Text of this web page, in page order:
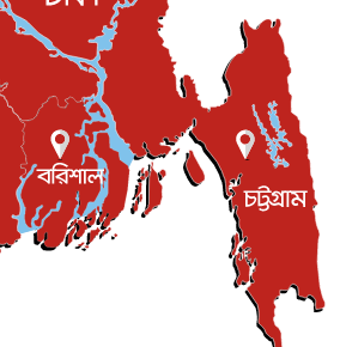
৫ আগস্ট, ২০২৬
অভ্যুত্থান দিবস আজ, স্মরণে দেশজুড়ে কর্মসূচি
৫ আগস্ট, ২০২৬
চেয়েছে বলেই জুলাই আন্দোলন সফল :
৫ আগস্ট, ২০২৬
সঙ্গে পরীমনির ঘনিষ্ঠ সম্পর্ক ছিল : নাসির
৫ আগস্ট, ২০২৬
ইরান-মার্কিন চুক্তি হতে পারে আজ : মার্কিন অর্থমন...
৫ আগস্ট, ২০২৬